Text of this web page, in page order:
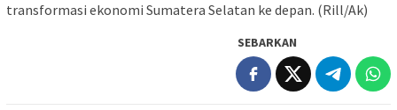
transformasi ekonomi Sumatera Selatan ke depan. (Rill/Ak)
SEBARKAN